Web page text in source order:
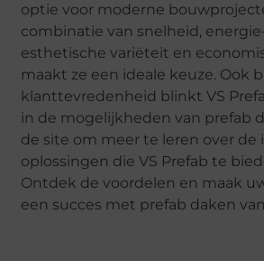
optie voor moderne
combinatie van snelheid,
esthetische variëteit en
maakt ze een ideale keuze. Ook
klanttevredenheid blinkt VS
in de mogelijkheden van prefab
de site om meer te leren over de
oplossingen die VS Prefab te
Ontdek de voordelen en maak
een succes met prefab daken